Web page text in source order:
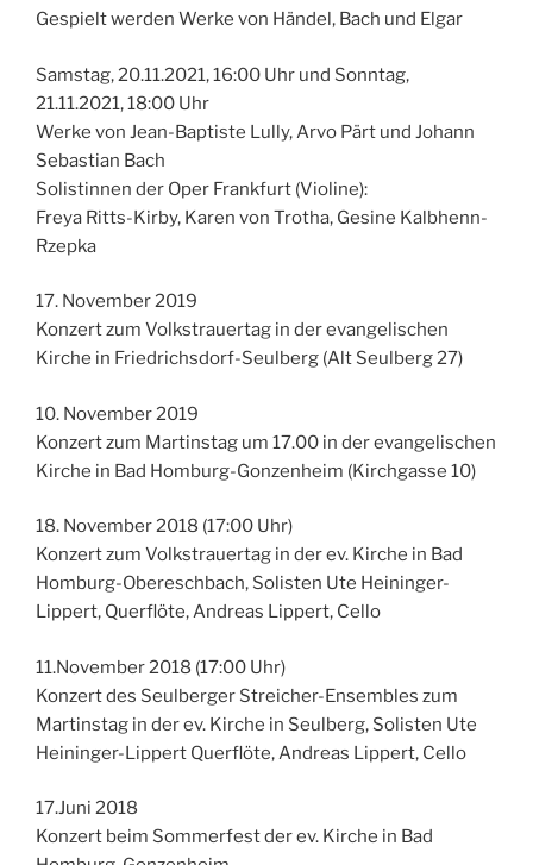
Gespielt werden Werke von Händel, Bach und Elgar
Samstag, 20.11.2021, 16:00 Uhr und Sonntag,
21.11.2021, 18:00 Uhr
Werke von Jean-Baptiste Lully, Arvo Pärt und Johann
Sebastian Bach
Solistinnen der Oper Frankfurt (Violine):
Freya Ritts-Kirby, Karen von Trotha, Gesine Kalbhenn-
Rzepka
17. November 2019
Konzert zum Volkstrauertag in der evangelischen
Kirche in Friedrichsdorf-Seulberg (Alt Seulberg 27)
10. November 2019
Konzert zum Martinstag um 17.00 in der evangelischen
Kirche in Bad Homburg-Gonzenheim (Kirchgasse 10)
18. November 2018 (17:00 Uhr)
Konzert zum Volkstrauertag in der ev. Kirche in Bad
Homburg-Obereschbach, Solisten Ute Heininger-
Lippert, Querflöte, Andreas Lippert, Cello
11.November 2018 (17:00 Uhr)
Konzert des Seulberger Streicher-Ensembles zum
Martinstag in der ev. Kirche in Seulberg, Solisten Ute
Heininger-Lippert Querflöte, Andreas Lippert, Cello
17.Juni 2018
Konzert beim Sommerfest der ev. Kirche in Bad